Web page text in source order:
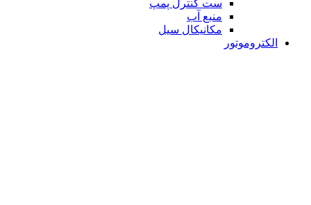
ست کنترل پمپ
منبع آب
مکانیکال سیل
الکتروموتور